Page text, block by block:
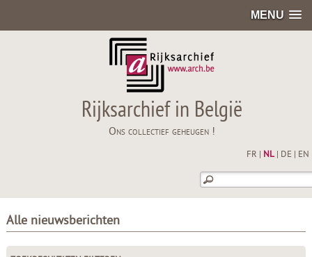
MENU
Rijksarchief in België
Ons collectief geheugen !
FR NL| DE EN
Alle nieuwsberichten